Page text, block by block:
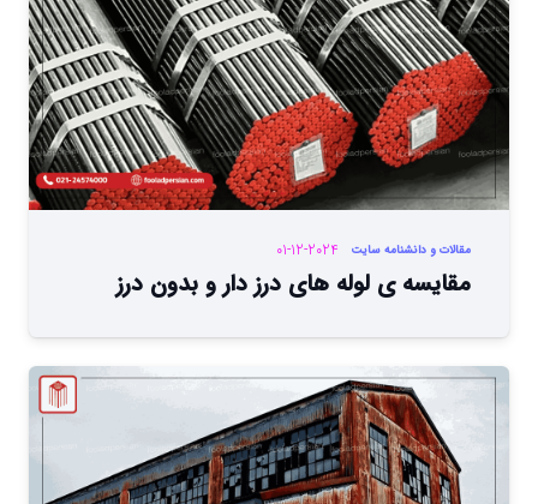
مقالات و دانشنامه سایت 01-12-2024
مقایسه ی لوله های درز دار و بدون درز